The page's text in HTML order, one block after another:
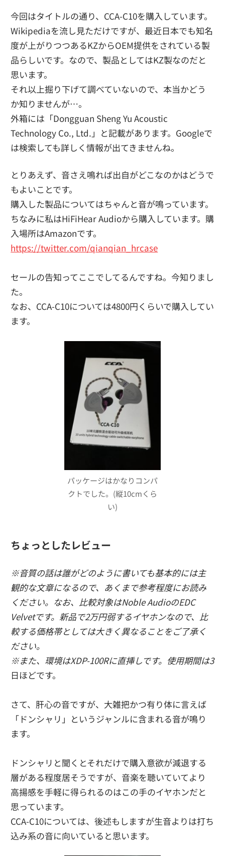
今回はタイトルの通り、CCA-C10を購入しています。
Wikipediaを流し見ただけですが、最近日本でも知名
度が上がりつつあるKZからOEM提供をされている製
品らしいです。なので、製品としてはKZ製なのだと
思います。
それ以上掘り下げて調べていないので、本当かどう
か知りませんが…。
外箱には「Dongguan Sheng Yu Acoustic
Technology Co., Ltd.」と記載があります。Googleで
は検索しても詳しく情報が出てきませんね。
とりあえず、音さえ鳴れば出自がどこなのかはどうで
もよいことです。
購入した製品についてはちゃんと音が鳴っています。
ちなみに私はHiFiHear Audioから購入しています。購
入場所はAmazonです。
https://twitter.com/qianqian_hrcase
セールの告知ってここでしてるんですね。今知りまし
た。
なお、CCA-C10については4800円くらいで購入してい
ます。
パッケージはかなりコンパ
クトでした。(縦10cmくら
い)
ちょっとしたレビュー
※音質の話は誰がどのように書いても基本的には主
観的な文章になるので、あくまで参考程度にお読み
ください。なお、比較対象はNoble AudioのEDC
Velvetです。新品で2万円弱するイヤホンなので、比
較する価格帯としては大きく異なることをご了承く
ださい。
※また、環境はXDP-100Rに直挿しです。使用期間は3
日ほどです。
さて、肝心の音ですが、大雑把かつ有り体に言えば
「ドンシャリ」というジャンルに含まれる音が鳴り
ます。
ドンシャリと聞くとそれだけで購入意欲が減退する
層がある程度居そうですが、音楽を聴いていてより
高揚感を手軽に得られるのはこの手のイヤホンだと
思っています。
CCA-C10については、後述もしますが生音よりは打ち
込み系の音に向いていると思います。